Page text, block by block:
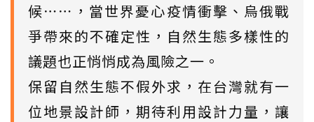
候⋯⋯，當世界憂心疫情衝擊、烏俄戰
爭帶來的不確定性，自然生態多樣性的
議題也正悄悄成為風險之一。
保留自然生態不假外求，在台灣就有一
位地景設計師，期待利用設計力量，讓